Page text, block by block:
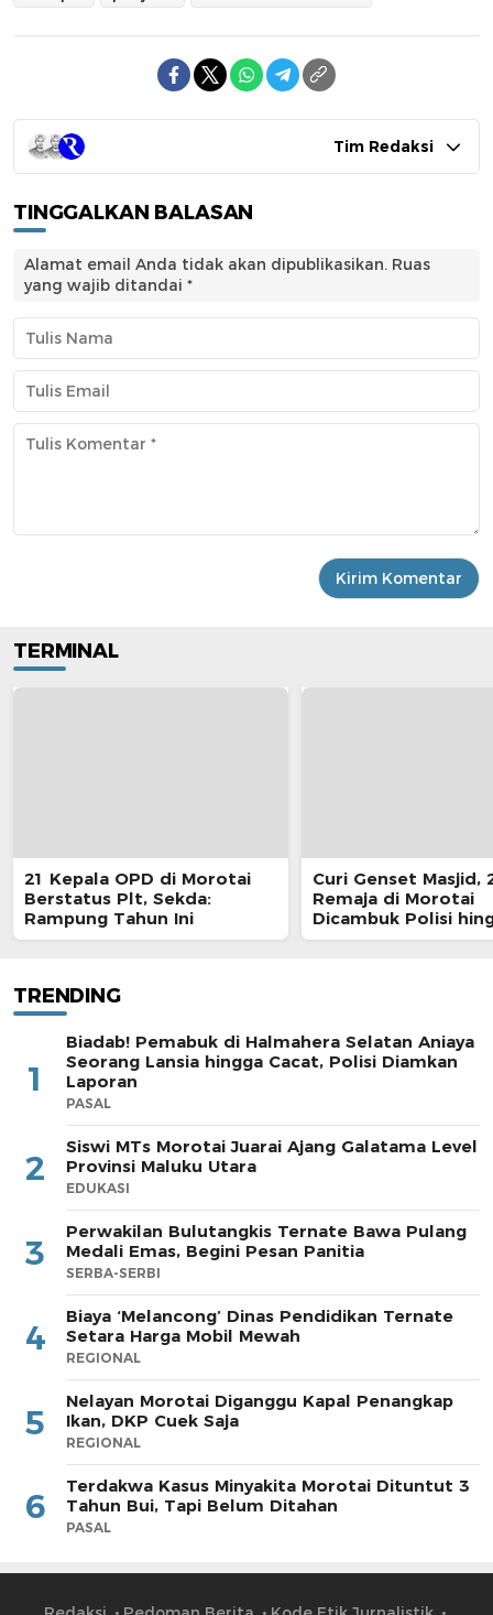
Tim Redaksi
TINGGALKAN BALASAN
Alamat email Anda tidak akan dipublikasikan. Ruas
yang wajib ditandai *
TERMINAL
21 Kepala OPD di Morotai
Berstatus Plt, Sekda:
Rampung Tahun Ini
Curi Genset Masjid,
Remaja di Morotai
Dicambuk Polisi
Berdarah
TRENDING
1
Biadab! Pemabuk di Halmahera Selatan Aniaya
Seorang Lansia hingga Cacat, Polisi Diamkan
Laporan
PASAL
2
Siswi MTs Morotai Juarai Ajang Galatama Level
Provinsi Maluku Utara
EDUKASI
3
Perwakilan Bulutangkis Ternate Bawa Pulang
Medali Emas, Begini Pesan Panitia
SERBA-SERBI
4
Biaya ‘Melancong’ Dinas Pendidikan Ternate
Setara Harga Mobil Mewah
REGIONAL
5
Nelayan Morotai Diganggu Kapal Penangkap
Ikan, DKP Cuek Saja
REGIONAL
6
Terdakwa Kasus Minyakita Morotai Dituntut 3
Tahun Bui, Tapi Belum Ditahan
PASAL